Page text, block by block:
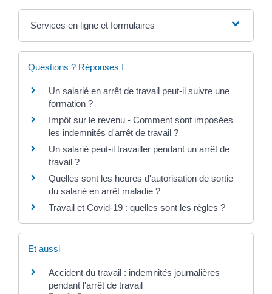
Services en ligne et formulaires
Questions ? Réponses !
Un salarié en arrêt de travail peut-il suivre une
formation ?
Impôt sur le revenu - Comment sont imposées
les indemnités d'arrêt de travail ?
Un salarié peut-il travailler pendant un arrêt de
travail ?
Quelles sont les heures d'autorisation de sortie
du salarié en arrêt maladie ?
Travail et Covid-19 : quelles sont les règles ?
Et aussi
Accident du travail : indemnités journalières
pendant l'arrêt de travail